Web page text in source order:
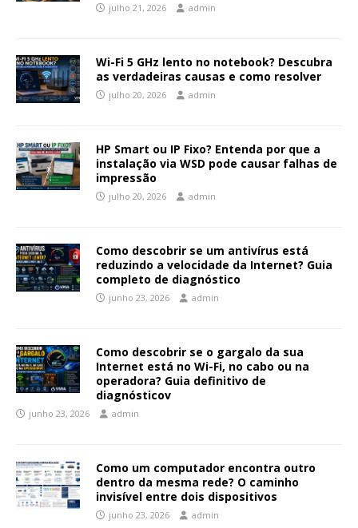
julho 21, 2026 admin
Wi-Fi 5 GHz lento no notebook? Descubra
as verdadeiras causas e como resolver
julho 20, 2026 admin
HP Smart ou IP Fixo? Entenda por que a
instalação via WSD pode causar falhas de
impressão
julho 20, 2026 admin
Como descobrir se um antivírus está
reduzindo a velocidade da Internet? Guia
completo de diagnóstico
junho 23, 2026 admin
Como descobrir se o gargalo da sua
Internet está no Wi-Fi, no cabo ou na
operadora? Guia definitivo de
diagnósticov
junho 23, 2026 admin
Como um computador encontra outro
dentro da mesma rede? O caminho
invisível entre dois dispositivos
junho 23, 2026 admin